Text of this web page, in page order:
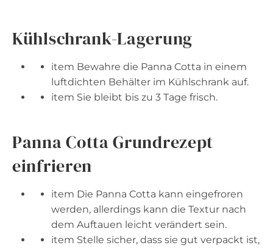
Kühlschrank-Lagerung
item Bewahre die Panna Cotta in einem
luftdichten Behälter im Kühlschrank auf.
item Sie bleibt bis zu 3 Tage frisch.
Panna Cotta Grundrezept
einfrieren
item Die Panna Cotta kann eingefroren
werden, allerdings kann die Textur nach
dem Auftauen leicht verändert sein.
item Stelle sicher, dass sie gut verpackt ist,